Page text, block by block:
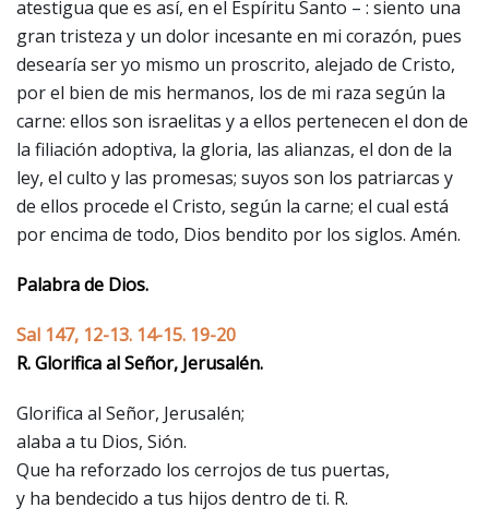
atestigua que es así, en el Espíritu Santo – : siento una
gran tristeza y un dolor incesante en mi corazón, pues
desearía ser yo mismo un proscrito, alejado de Cristo,
por el bien de mis hermanos, los de mi raza según la
carne: ellos son israelitas y a ellos pertenecen el don de
la filiación adoptiva, la gloria, las alianzas, el don de la
ley, el culto y las promesas; suyos son los patriarcas y
de ellos procede el Cristo, según la carne; el cual está
por encima de todo, Dios bendito por los siglos. Amén.
Palabra de Dios.
Sal 147, 12-13. 14-15. 19-20
R. Glorifica al Señor, Jerusalén.
Glorifica al Señor, Jerusalén;
alaba a tu Dios, Sión.
Que ha reforzado los cerrojos de tus puertas,
y ha bendecido a tus hijos dentro de ti. R.